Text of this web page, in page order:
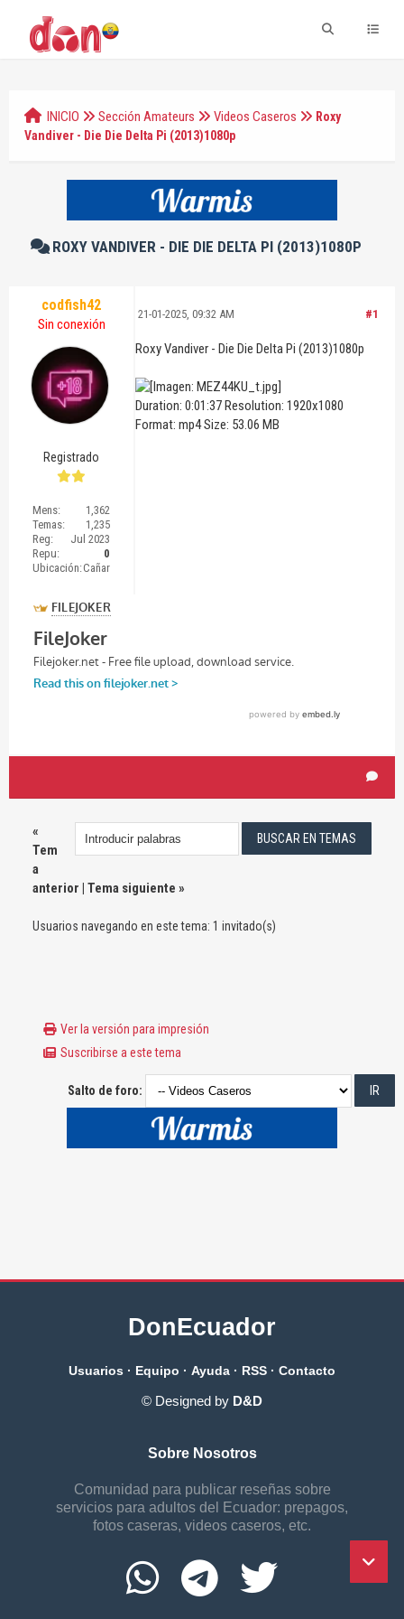
INICIO Sección Amateurs Videos Caseros
Roxy
Vandiver - Die Die Delta Pi (2013)1080p
ROXY VANDIVER - DIE DIE DELTA PI (2013)1080P
codfish42
Sin conexión
Registrado
Mens:
1,362
Temas:
1,235
Reg:
Jul 2023
Repu:
0
Ubicación:Cañar
#1
21-01-2025, 09:32 AM
Roxy Vandiver - Die Die Delta Pi (2013)1080p
Duration: 0:01:37 Resolution: 1920x1080
Format: mp4 Size: 53.06 MB
«
Tem
a
anterior | Tema siguiente »
Usuarios navegando en este tema: 1 invitado(s)
Ver la versión para impresión
Suscribirse a este tema
Salto de foro:
DonEcuador
Usuarios · Equipo · Ayuda · RSS · Contacto
© Designed by D&D
Sobre Nosotros
Comunidad para publicar reseñas sobre
servicios para adultos del Ecuador: prepagos,
fotos caseras, videos caseros, etc.